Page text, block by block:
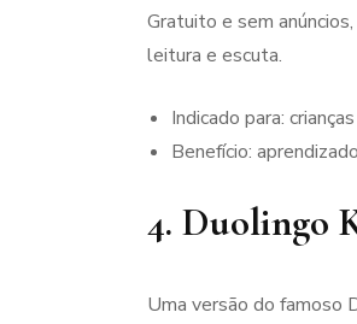
Gratuito e sem
leitura e escuta.
Indicado para:
Benefício:
4. Duolingo
Uma versão do famoso